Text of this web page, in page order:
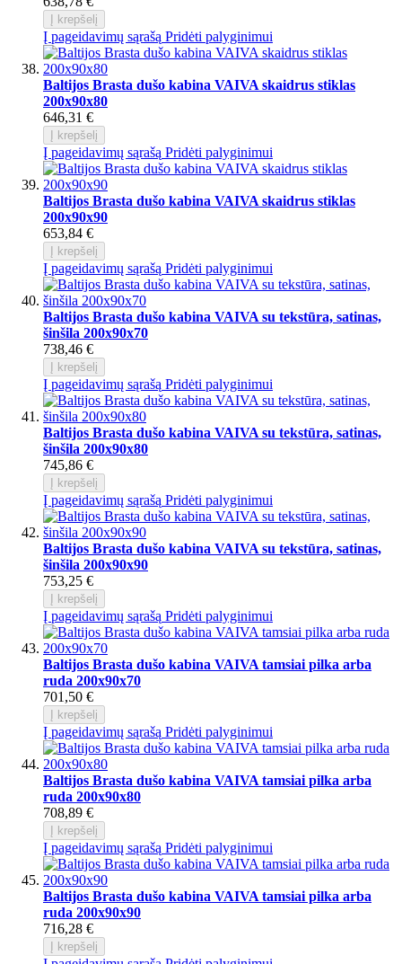
Į krepšelį
Į pageidavimų sąrašą Pridėti palyginimui
Baltijos Brasta dušo kabina VAIVA skaidrus stiklas
200x90x80
646,31 €
Į krepšelį
Į pageidavimų sąrašą Pridėti palyginimui
Baltijos Brasta dušo kabina VAIVA skaidrus stiklas
200x90x90
653,84 €
Į krepšelį
Į pageidavimų sąrašą Pridėti palyginimui
Baltijos Brasta dušo kabina VAIVA su tekstūra, satinas,
šinšila 200x90x70
738,46 €
Į krepšelį
Į pageidavimų sąrašą Pridėti palyginimui
Baltijos Brasta dušo kabina VAIVA su tekstūra, satinas,
šinšila 200x90x80
745,86 €
Į krepšelį
Į pageidavimų sąrašą Pridėti palyginimui
Baltijos Brasta dušo kabina VAIVA su tekstūra, satinas,
šinšila 200x90x90
753,25 €
Į krepšelį
Į pageidavimų sąrašą Pridėti palyginimui
Baltijos Brasta dušo kabina VAIVA tamsiai pilka arba
ruda 200x90x70
701,50 €
Į krepšelį
Į pageidavimų sąrašą Pridėti palyginimui
Baltijos Brasta dušo kabina VAIVA tamsiai pilka arba
ruda 200x90x80
708,89 €
Į krepšelį
Į pageidavimų sąrašą Pridėti palyginimui
Baltijos Brasta dušo kabina VAIVA tamsiai pilka arba
ruda 200x90x90
716,28 €
Į krepšelį